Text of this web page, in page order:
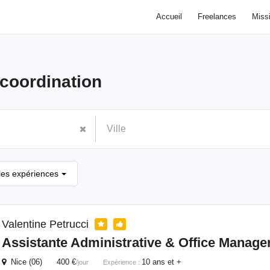
Accueil Freelances
coordination
expériences
Valentine Petrucci
Assistante Administrative & Office
Nice (06) 400 €/jour Expérience : 10 ans et +